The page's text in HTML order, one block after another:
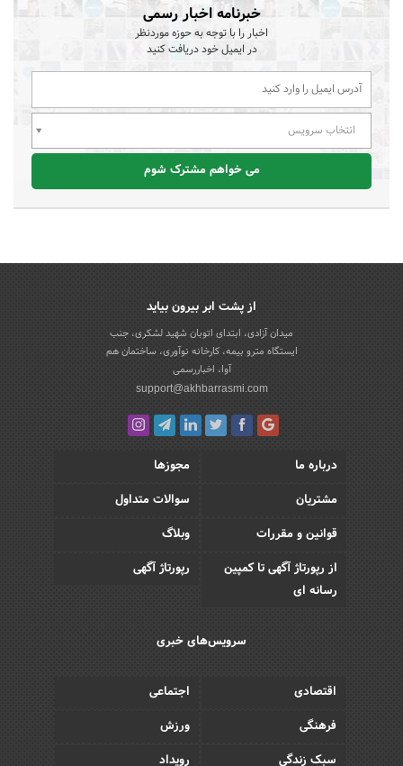
خبرنامه اخبار رسمی
اخبار را با توجه به حوزه موردنظر
در ایمیل خود دریافت کنید
انتخاب سرویس
می خواهم مشترک شوم
از پشت ابر بیرون بیاید
میدان آزادی، ابتدای اتوبان شهید لشکری، جنب
ایستگاه مترو بیمه، کارخانه نوآوری، ساختمان هم
آوا، اخباررسمی
support@akhbarrasmi.com
درباره ما
مجوزها
مشتریان
سوالات متداول
قوانین و مقررات
وبلاگ
از رپورتاژ آگهی تا کمپین
رسانه ای
رپورتاژ آگهی
سرویس‌های خبری
اقتصادی
اجتماعی
فرهنگی
ورزش
سبک زندگی
رویداد